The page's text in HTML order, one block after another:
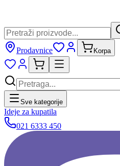
Prodavnice Korpa
Sve kategorije
Ideje za kupatila
021 6333 450